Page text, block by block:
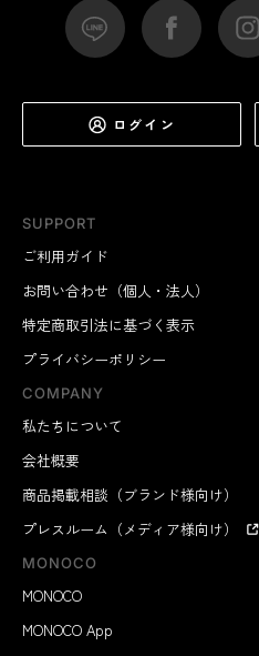
SUPPORT
ご利用ガイド
お問い合わせ（個人・法人）
特定商取引法に基づく表示
プライバシーポリシー
COMPANY
私たちについて
会社概要
商品掲載相談（ブランド様向け）
プレスルーム（メディア様向け）
MONOCO
MONOCO
MONOCO App
ログイン